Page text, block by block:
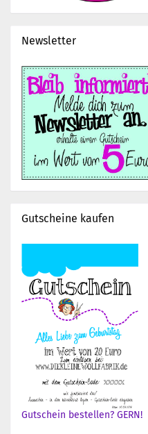
Newsletter
Gutscheine kaufen
Gutschein bestellen? GERN!